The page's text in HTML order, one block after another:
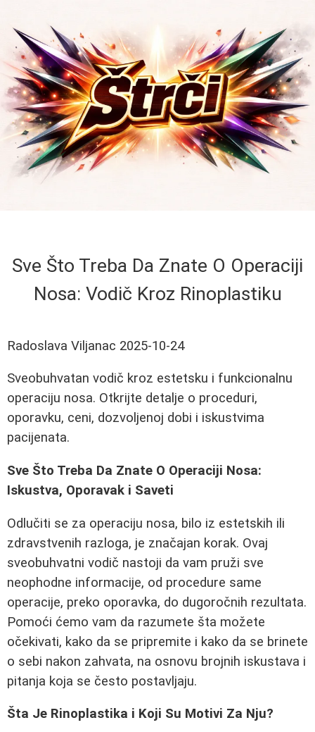
Sve Što Treba Da Znate O Operaciji
Nosa: Vodič Kroz Rinoplastiku
Radoslava Viljanac 2025-10-24
Sveobuhvatan vodič kroz estetsku i funkcionalnu
operaciju nosa. Otkrijte detalje o proceduri,
oporavku, ceni, dozvoljenoj dobi i iskustvima
pacijenata.
Sve Što Treba Da Znate O Operaciji Nosa:
Iskustva, Oporavak i Saveti
Odlučiti se za operaciju nosa, bilo iz estetskih ili
zdravstvenih razloga, je značajan korak. Ovaj
sveobuhvatni vodič nastoji da vam pruži sve
neophodne informacije, od procedure same
operacije, preko oporavka, do dugoročnih rezultata.
Pomoći ćemo vam da razumete šta možete
očekivati, kako da se pripremite i kako da se brinete
o sebi nakon zahvata, na osnovu brojnih iskustava i
pitanja koja se često postavljaju.
Šta Je Rinoplastika i Koji Su Motivi Za Nju?